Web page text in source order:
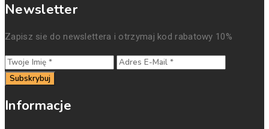
Newsletter
Zapisz sie do newslettera i otrzymaj kod rabatowy 10%
Subskrybuj
Informacje